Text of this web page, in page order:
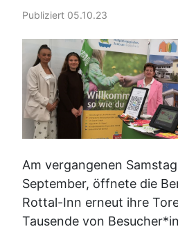
Publiziert 05.10.23
Am vergangenen
September, öffnete die
Rottal-Inn erneut ihre
Tausende von